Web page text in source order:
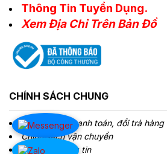
Thông Tin Tuyển Dụng.
Xem Địa Chỉ Trên Bản Đồ
CHÍNH SÁCH CHUNG
Chính sách Thanh toán, đổi trả hàng
Chính sách vận chuyển
Bảo mật thông tin